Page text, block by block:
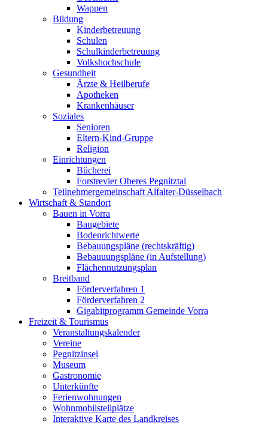
Wappen
Bildung
Kinderbetreuung
Schulen
Schulkinderbetreuung
Volkshochschule
Gesundheit
Ärzte & Heilberufe
Apotheken
Krankenhäuser
Soziales
Senioren
Eltern-Kind-Gruppe
Religion
Einrichtungen
Bücherei
Forstrevier Oberes Pegnitztal
Teilnehmergemeinschaft Alfalter-Düsselbach
Wirtschaft & Standort
Bauen in Vorra
Baugebiete
Bodenrichtwerte
Bebauungspläne (rechtskräftig)
Bebauuungspläne (in Aufstellung)
Flächennutzungsplan
Breitband
Förderverfahren 1
Förderverfahren 2
Gigabitprogramm Gemeinde Vorra
Freizeit & Tourismus
Veranstaltungskalender
Vereine
Pegnitzinsel
Museum
Gastronomie
Unterkünfte
Ferienwohnungen
Wohnmobilstellplätze
Interaktive Karte des Landkreises